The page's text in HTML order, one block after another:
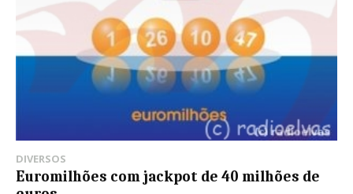
DIVERSOS
Euromilhões com jackpot de 40 milhões de